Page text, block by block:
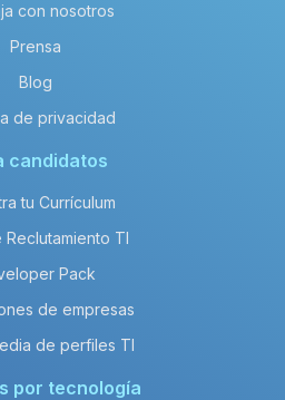
con nosotros
Prensa
Blog
de privacidad
candidatos
tu Currículum
Reclutamiento TI
Pack
de empresas
de perfiles TI
por tecnología